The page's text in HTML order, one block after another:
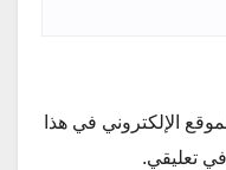
الإلكتروني في هذا
في تعليقي.